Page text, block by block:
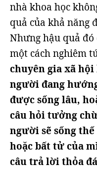
nhà khoa học
quả của khả năng
Nhưng hậu quả
một cách nghiêm
chuyên gia xã
người đang
được sống lâu,
câu hỏi tưởng
người sẽ sống
hoặc bất tử của
câu trả lời thỏa